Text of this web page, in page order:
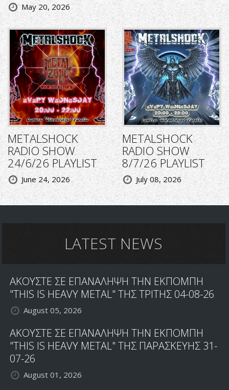
May 20, 2026
METALSHOCK
RADIO SHOW
24/6/26 PLAYLIST
June 24, 2026
METALSHOCK
RADIO SHOW
8/7/26 PLAYLIST
July 08, 2026
LATEST NEWS
ΑΚΟΥΣΤΕ ΣΕ ΕΠΑΝΑΛΗΨΗ ΤΗΝ ΕΚΠΟΜΠΗ
"THIS IS HEAVY METAL" ΤΗΣ ΤΡΙΤΗΣ 04-08-26
August 05, 2026
ΑΚΟΥΣΤΕ ΣΕ ΕΠΑΝΑΛΗΨΗ ΤΗΝ ΕΚΠΟΜΠΗ
"THIS IS HEAVY METAL" ΤΗΣ ΠΑΡΑΣΚΕΥΗΣ 31-
07-26
August 01, 2026